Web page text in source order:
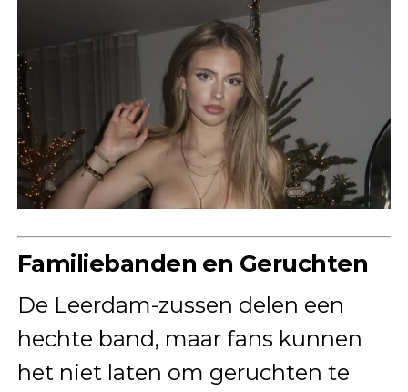
Familiebanden en Geruchten
De Leerdam-zussen delen een
hechte band, maar fans kunnen
het niet laten om geruchten te